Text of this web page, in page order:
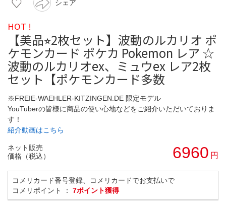
シェア
HOT !
【美品⭐︎2枚セット】波動のルカリオ ポ
ケモンカード ポケカ Pokemon レア ☆
波動のルカリオex、ミュウex レア2枚
セット【ポケモンカード多数
※FREIE-WAEHLER-KITZINGEN.DE 限定モデル
YouTuberの皆様に商品の使い心地などをご紹介いただいておりま
す！
紹介動画はこちら
ネット販売
価格（税込）
6960 円
コメリカード番号登録、コメリカードでお支払いで
コメリポイント ： 7ポイント獲得